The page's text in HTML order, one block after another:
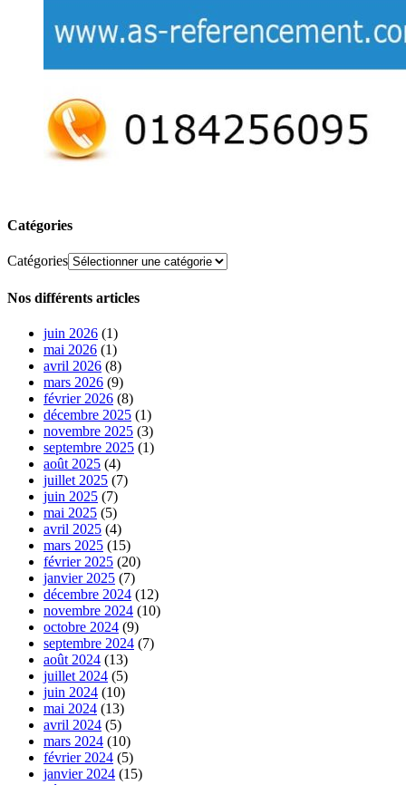
Catégories
Catégories
Nos différents articles
juin 2026 (1)
mai 2026 (1)
avril 2026 (8)
mars 2026 (9)
février 2026 (8)
décembre 2025 (1)
novembre 2025 (3)
septembre 2025 (1)
août 2025 (4)
juillet 2025 (7)
juin 2025 (7)
mai 2025 (5)
avril 2025 (4)
mars 2025 (15)
février 2025 (20)
janvier 2025 (7)
décembre 2024 (12)
novembre 2024 (10)
octobre 2024 (9)
septembre 2024 (7)
août 2024 (13)
juillet 2024 (5)
juin 2024 (10)
mai 2024 (13)
avril 2024 (5)
mars 2024 (10)
février 2024 (5)
janvier 2024 (15)